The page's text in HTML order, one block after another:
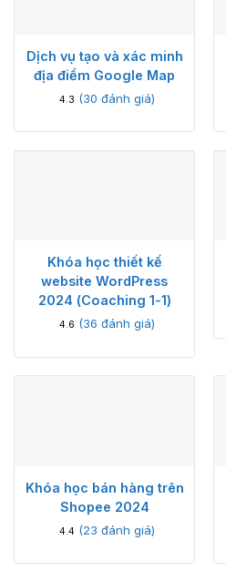
Dịch vụ tạo và xác minh
địa điểm Google Map
4.3 (30 đánh giá)
Khóa học thiết kế
website WordPress
2024 (Coaching 1-1)
4.6 (36 đánh giá)
Khóa học bán hàng trên
Shopee 2024
4.4 (23 đánh giá)